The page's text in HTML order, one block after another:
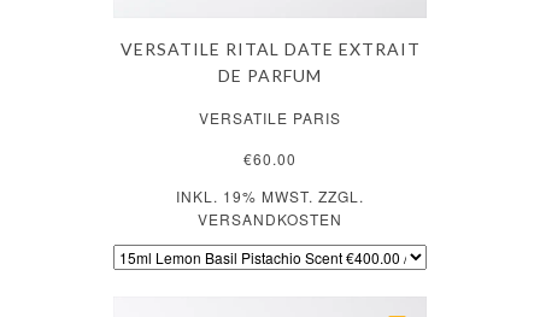
VERSATILE RITAL DATE EXTRAIT
DE PARFUM
VERSATILE PARIS
€60.00
INKL. 19% MWST. ZZGL.
VERSANDKOSTEN